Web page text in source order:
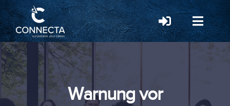
Zum
Inhalt
springen
Toggle
Navigation
Mitgliederbereich
Ausstellerbereich
Toggle
HOME
FÜR STUDIERENDE
FÜR UNTERNEHMENWarnung vor